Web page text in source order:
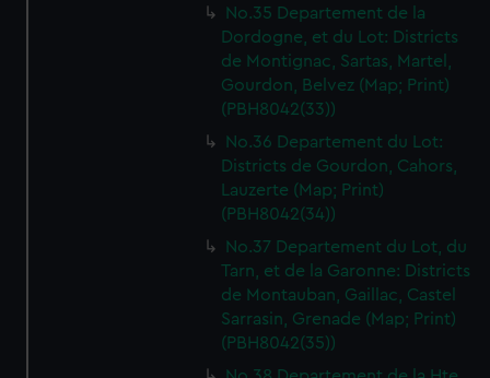
No.35 Departement de la
Dordogne, et du Lot: Districts
de Montignac, Sartas, Martel,
Gourdon, Belvez (Map; Print)
(PBH8042(33))
No.36 Departement du Lot:
Districts de Gourdon, Cahors,
Lauzerte (Map; Print)
(PBH8042(34))
No.37 Departement du Lot, du
Tarn, et de la Garonne: Districts
de Montauban, Gaillac, Castel
Sarrasin, Grenade (Map; Print)
(PBH8042(35))